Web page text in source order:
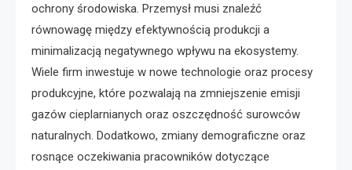
ochrony środowiska. Przemysł musi znaleźć
równowagę między efektywnością produkcji a
minimalizacją negatywnego wpływu na ekosystemy.
Wiele firm inwestuje w nowe technologie oraz procesy
produkcyjne, które pozwalają na zmniejszenie emisji
gazów cieplarnianych oraz oszczędność surowców
naturalnych. Dodatkowo, zmiany demograficzne oraz
rosnące oczekiwania pracowników dotyczące